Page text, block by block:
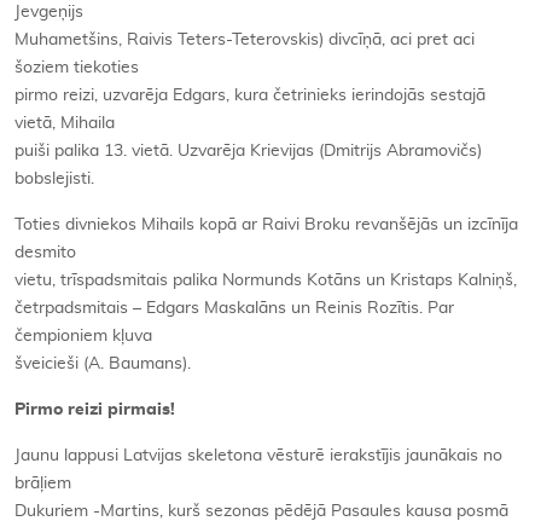
Jevgeņijs
Muhametšins, Raivis Teters-Teterovskis) divcīņā, aci pret aci
šoziem tiekoties
pirmo reizi, uzvarēja Edgars, kura četrinieks ierindojās sestajā
vietā, Mihaila
puiši palika 13. vietā. Uzvarēja Krievijas (Dmitrijs Abramovičs)
bobslejisti.
Toties divniekos Mihails kopā ar Raivi Broku revanšējās un izcīnīja
desmito
vietu, trīspadsmitais palika Normunds Kotāns un Kristaps Kalniņš,
četrpadsmitais – Edgars Maskalāns un Reinis Rozītis. Par
čempioniem kļuva
šveicieši (A. Baumans).
Pirmo reizi pirmais!
Jaunu lappusi Latvijas skeletona vēsturē ierakstījis jaunākais no
brāļiem
Dukuriem -Martins, kurš sezonas pēdējā Pasaules kausa posmā